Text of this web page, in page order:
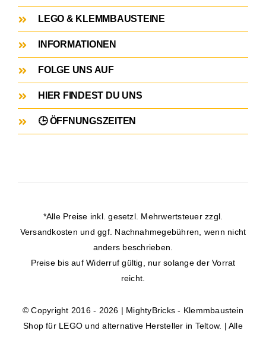
LEGO & KLEMMBAUSTEINE
INFORMATIONEN
FOLGE UNS AUF
HIER FINDEST DU UNS
🕒 ÖFFNUNGSZEITEN
*Alle Preise inkl. gesetzl. Mehrwertsteuer zzgl.
Versandkosten und ggf. Nachnahmegebühren, wenn nicht
anders beschrieben.
Preise bis auf Widerruf gültig, nur solange der Vorrat
reicht.
© Copyright 2016 - 2026 | MightyBricks - Klemmbaustein
Shop für LEGO und alternative Hersteller in Teltow. | Alle